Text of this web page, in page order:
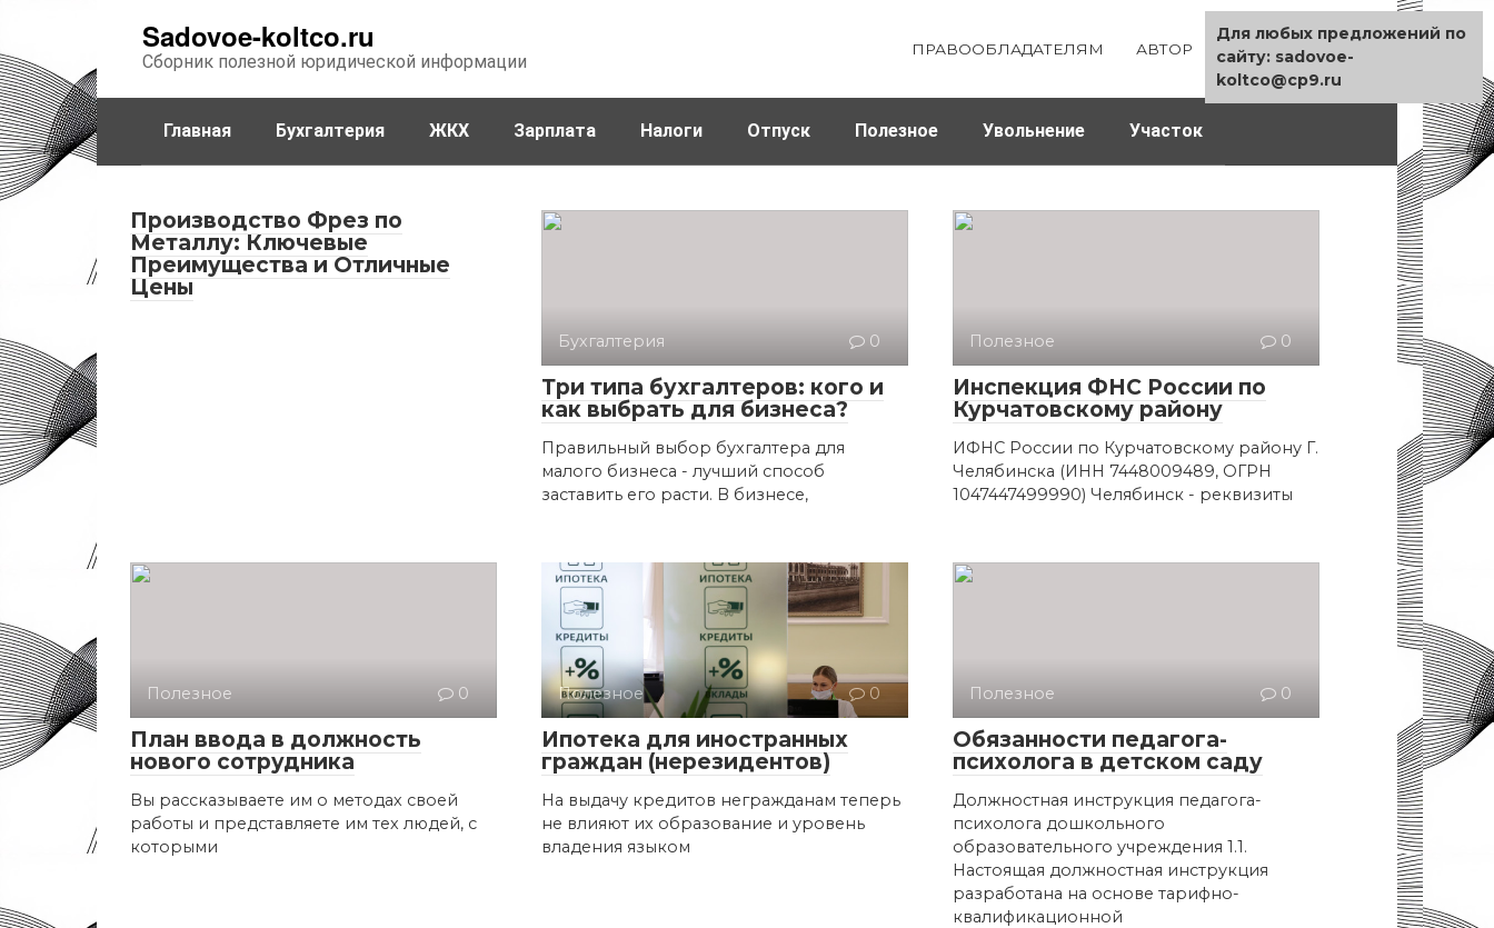
контенту
Sadovoe-koltco.ru
Сборник полезной юридической информации
ПРАВООБЛАДАТЕЛЯМ АВТОР КАРТА САЙТА
Главная Бухгалтерия ЖКХ Зарплата Налоги Отпуск Полезное Увольнение Участок
Производство Фрез по
Металлу: Ключевые
Преимущества и Отличные
Цены
Бухгалтерия 0
Три типа бухгалтеров: кого и
как выбрать для бизнеса?
Правильный выбор бухгалтера для
малого бизнеса - лучший способ
заставить его расти. В бизнесе,
Полезное 0
Инспекция ФНС России по
Курчатовскому району
ИФНС России по Курчатовскому району Г.
Челябинска (ИНН 7448009489, ОГРН
1047447499990) Челябинск - реквизиты
Полезное 0
План ввода в должность
нового сотрудника
Вы рассказываете им о методах своей
работы и представляете им тех людей, с
которыми
Полезное 0
Ипотека для иностранных
граждан (нерезидентов)
На выдачу кредитов негражданам теперь
не влияют их образование и уровень
владения языком
Полезное 0
Обязанности педагога-
психолога в детском саду
Должностная инструкция педагога-
психолога дошкольного
образовательного учреждения 1.1.
Настоящая должностная инструкция
разработана на основе тарифно-
квалификационной
Для любых предложений по
сайту: sadovoe-
koltco@cp9.ru